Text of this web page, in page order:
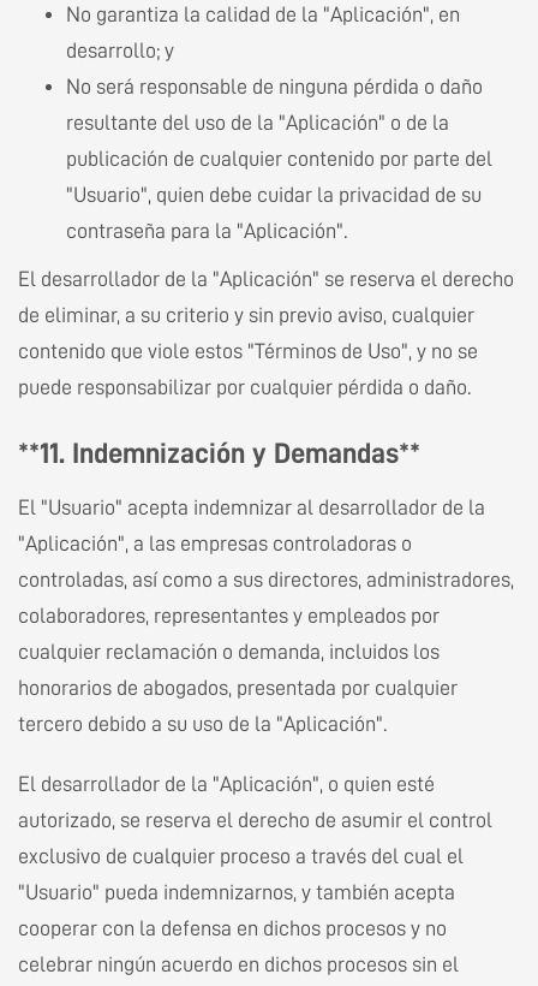
No garantiza la calidad de la "Aplicación", en
desarrollo; y
No será responsable de ninguna pérdida o daño
resultante del uso de la "Aplicación" o de la
publicación de cualquier contenido por parte del
"Usuario", quien debe cuidar la privacidad de su
contraseña para la "Aplicación".
El desarrollador de la "Aplicación" se reserva el derecho
de eliminar, a su criterio y sin previo aviso, cualquier
contenido que viole estos "Términos de Uso", y no se
puede responsabilizar por cualquier pérdida o daño.
**11. Indemnización y Demandas**
El "Usuario" acepta indemnizar al desarrollador de la
"Aplicación", a las empresas controladoras o
controladas, así como a sus directores, administradores,
colaboradores, representantes y empleados por
cualquier reclamación o demanda, incluidos los
honorarios de abogados, presentada por cualquier
tercero debido a su uso de la "Aplicación".
El desarrollador de la "Aplicación", o quien esté
autorizado, se reserva el derecho de asumir el control
exclusivo de cualquier proceso a través del cual el
"Usuario" pueda indemnizarnos, y también acepta
cooperar con la defensa en dichos procesos y no
celebrar ningún acuerdo en dichos procesos sin el